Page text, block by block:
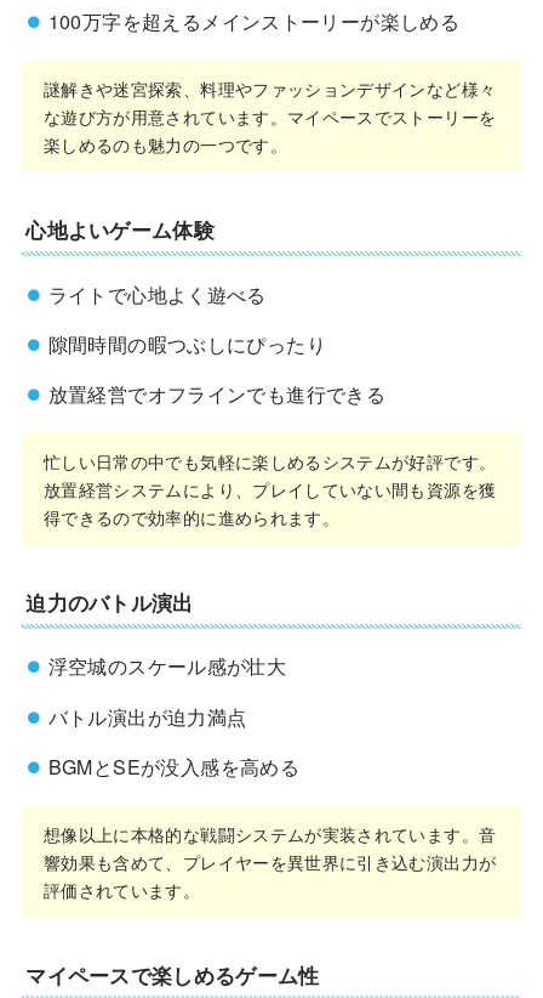
100万字を超えるメインストーリーが楽しめる
謎解きや迷宮探索、料理やファッションデザインなど様々
な遊び方が用意されています。マイペースでストーリーを
楽しめるのも魅力の一つです。
心地よいゲーム体験
ライトで心地よく遊べる
隙間時間の暇つぶしにぴったり
放置経営でオフラインでも進行できる
忙しい日常の中でも気軽に楽しめるシステムが好評です。
放置経営システムにより、プレイしていない間も資源を獲
得できるので効率的に進められます。
迫力のバトル演出
浮空城のスケール感が壮大
バトル演出が迫力満点
BGMとSEが没入感を高める
想像以上に本格的な戦闘システムが実装されています。音
響効果も含めて、プレイヤーを異世界に引き込む演出力が
評価されています。
マイペースで楽しめるゲーム性